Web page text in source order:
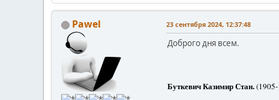
Pawel 23 сентября 2024, 12:37:48
Доброго дня всем.
Буткевич Казимир Стан.